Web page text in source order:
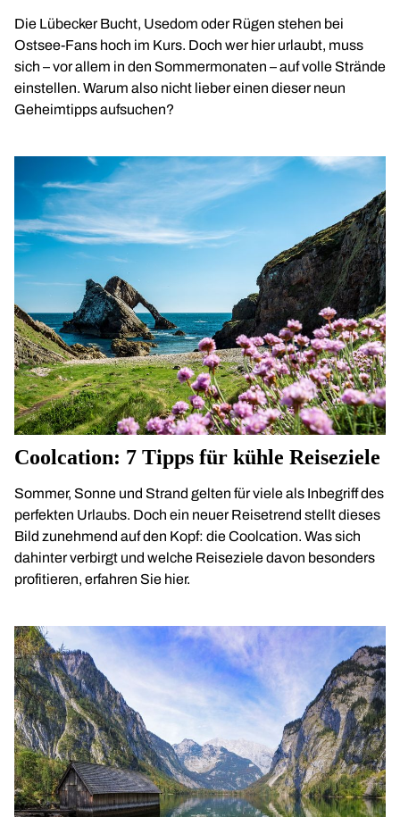
Die Lübecker Bucht, Usedom oder Rügen stehen bei
Ostsee-Fans hoch im Kurs. Doch wer hier urlaubt, muss
sich – vor allem in den Sommermonaten – auf volle Strände
einstellen. Warum also nicht lieber einen dieser neun
Geheimtipps aufsuchen?
Coolcation: 7 Tipps für kühle Reiseziele
Sommer, Sonne und Strand gelten für viele als Inbegriff des
perfekten Urlaubs. Doch ein neuer Reisetrend stellt dieses
Bild zunehmend auf den Kopf: die Coolcation. Was sich
dahinter verbirgt und welche Reiseziele davon besonders
profitieren, erfahren Sie hier.